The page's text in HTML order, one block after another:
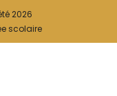
2026
scolaire